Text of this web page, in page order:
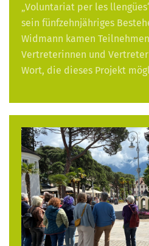
„Voluntariat per les
sein fünfzehnjähriges
Widmann kamen
Vertreterinnen und
Wort, die dieses Projekt